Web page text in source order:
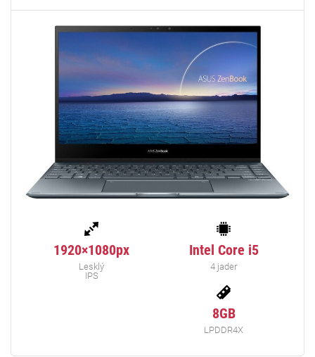
1920×1080px
Lesklý
IPS
Intel Core i5
4 jader
8GB
LPDDR4X